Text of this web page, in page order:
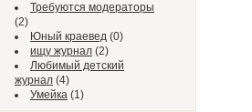
Требуются модераторы
(2)
Юный краевед (0)
ищу журнал (2)
Любимый детский
журнал (4)
Умейка (1)